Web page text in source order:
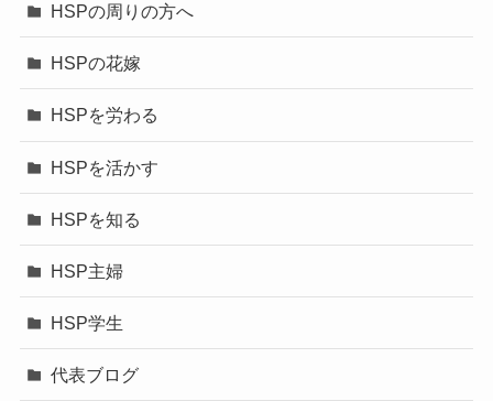
HSPの周りの方へ
HSPの花嫁
HSPを労わる
HSPを活かす
HSPを知る
HSP主婦
HSP学生
代表ブログ